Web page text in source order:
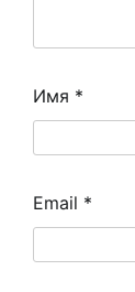
Имя *
Email *